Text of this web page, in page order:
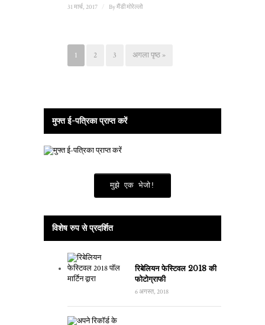
31 मार्च, 2017 Byमैंडी मोरेल्लो
1 2 3 अगला पृष्ठ »
मुफ्त ई-पत्रिका प्राप्त करें
मुझे एक भेजो!
विशेष रुप से प्रदर्शित
रिबेलियन फेस्टिवल 2018 की
फोटोग्राफी
6 अगस्त, 2018